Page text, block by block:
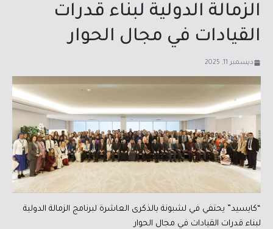
الزمالة الدولية لبناء قدرات
القيادات في مجال الحوار
ديسمبر 11, 2025
“كايسيد” يحتفي في لشبونة بالذكرى العاشرة لبرنامج الزمالة الدولية
لبناء قدرات القيادات في مجال الحوار